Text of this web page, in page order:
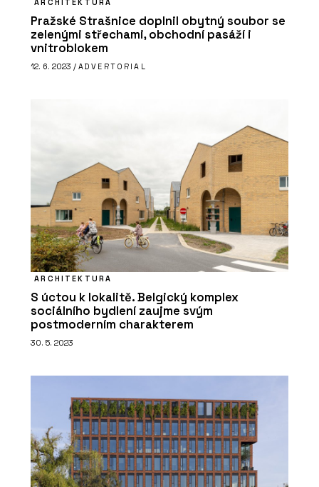
PRODUKTY
Dům do svahu Hillside - ELK
O FIRMĚ
ELK
Platforma Timber Academy - ELK
Pražské Strašnice doplnil obytný soubor se
zelenými střechami, obchodní pasáží i
vnitroblokem
12. 6. 2023 / ADVERTORIAL
ARCHITEKTURA
S úctou k lokalitě. Belgický komplex
sociálního bydlení zaujme svým
postmoderním charakterem
30. 5. 2023